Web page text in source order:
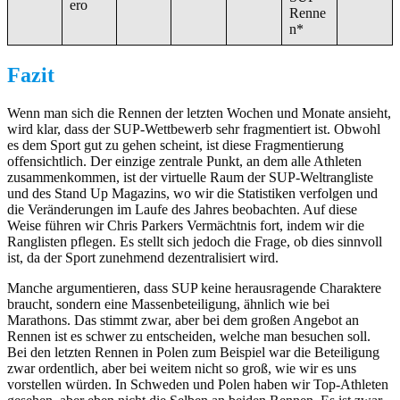
ero
Renne
n*
Fazit
Wenn man sich die Rennen der letzten Wochen und Monate ansieht,
wird klar, dass der SUP-Wettbewerb sehr fragmentiert ist. Obwohl
es dem Sport gut zu gehen scheint, ist diese Fragmentierung
offensichtlich. Der einzige zentrale Punkt, an dem alle Athleten
zusammenkommen, ist der virtuelle Raum der SUP-Weltrangliste
und des Stand Up Magazins, wo wir die Statistiken verfolgen und
die Veränderungen im Laufe des Jahres beobachten. Auf diese
Weise führen wir Chris Parkers Vermächtnis fort, indem wir die
Ranglisten pflegen. Es stellt sich jedoch die Frage, ob dies sinnvoll
ist, da der Sport zunehmend dezentralisiert wird.
Manche argumentieren, dass SUP keine herausragende Charaktere
braucht, sondern eine Massenbeteiligung, ähnlich wie bei
Marathons. Das stimmt zwar, aber bei dem großen Angebot an
Rennen ist es schwer zu entscheiden, welche man besuchen soll.
Bei den letzten Rennen in Polen zum Beispiel war die Beteiligung
zwar ordentlich, aber bei weitem nicht so groß, wie wir es uns
vorstellen würden. In Schweden und Polen haben wir Top-Athleten